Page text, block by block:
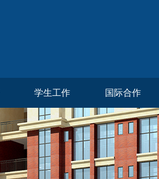
学生工作 国际合作